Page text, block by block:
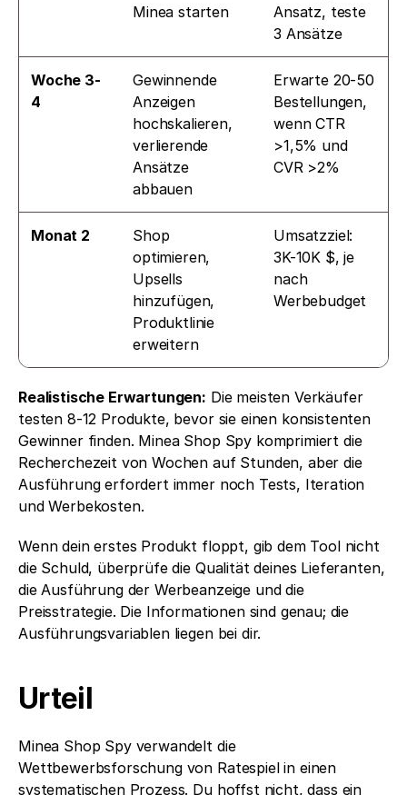
Minea starten
Ansatz, teste
3 Ansätze
Woche 3-
4
Gewinnende
Anzeigen
hochskalieren,
verlierende
Ansätze
abbauen
Erwarte 20-50
Bestellungen,
wenn CTR
>1,5% und
CVR >2%
Monat 2
Shop
optimieren,
Upsells
hinzufügen,
Produktlinie
erweitern
Umsatzziel:
3K-10K $, je
nach
Werbebudget
Realistische Erwartungen: Die meisten Verkäufer
testen 8-12 Produkte, bevor sie einen konsistenten
Gewinner finden. Minea Shop Spy komprimiert die
Recherchezeit von Wochen auf Stunden, aber die
Ausführung erfordert immer noch Tests, Iteration
und Werbekosten.
Wenn dein erstes Produkt floppt, gib dem Tool nicht
die Schuld, überprüfe die Qualität deines Lieferanten,
die Ausführung der Werbeanzeige und die
Preisstrategie. Die Informationen sind genau; die
Ausführungsvariablen liegen bei dir.
Urteil
Minea Shop Spy verwandelt die
Wettbewerbsforschung von Ratespiel in einen
systematischen Prozess. Du hoffst nicht, dass ein